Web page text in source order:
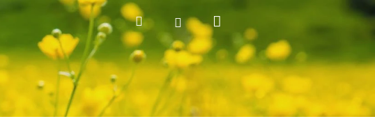
HledatPřihlášení
košík